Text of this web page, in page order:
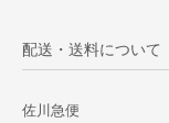
配送・送料について
佐川急便